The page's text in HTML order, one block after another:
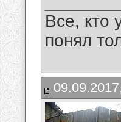
Все, кто
понял